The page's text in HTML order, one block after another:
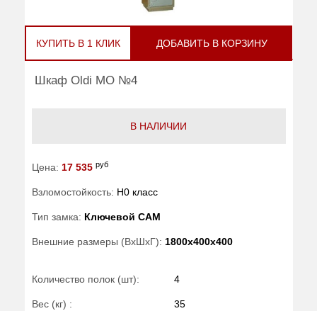
КУПИТЬ В 1 КЛИК ДОБАВИТЬ В КОРЗИНУ
Шкаф Oldi МО №4
В НАЛИЧИИ
Цена: 17 535 руб
Взломостойкость: H0 класс
Тип замка: Ключевой САМ
Внешние размеры (ВхШхГ): 1800x400x400
Количество полок (шт): 4
Вес (кг) : 35